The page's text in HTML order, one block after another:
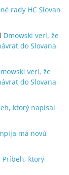
rady HC Slovan
Dmowski verí, že
do Slovana
verí, že
do Slovana
ktorý napísal
má novú
Príbeh, ktorý